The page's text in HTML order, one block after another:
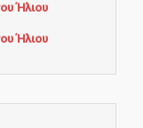
Ήλιου
Ήλιου